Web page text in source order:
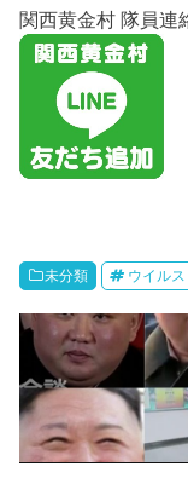
関西黄金村 隊員連
未分類 ウイルス